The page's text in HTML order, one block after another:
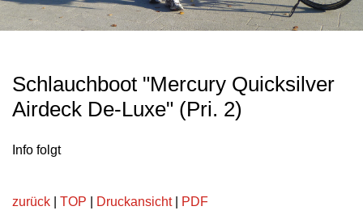
Schlauchboot "Mercury Quicksilver
Airdeck De-Luxe" (Pri. 2)
Info folgt
zurück TOP Druckansicht| PDF